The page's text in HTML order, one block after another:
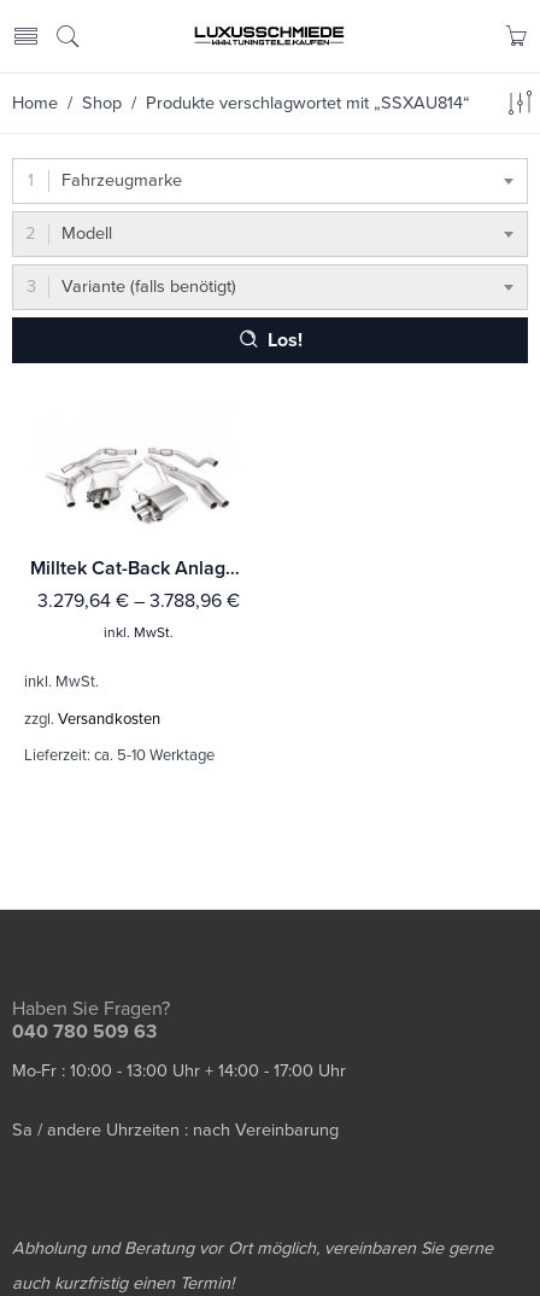
Home / Shop / Produkte verschlagwortet mit „SSXAU814“
Fahrzeugmarke
Modell
Variante (falls benötigt)
Los!
Milltek Cat-Back Anlage Audi RS5 B9 2.9 V6 Turbo Coupe (Modelle ohne OPF/GPF)
3.279,64 €– 3.788,96 €
inkl. MwSt.
inkl. MwSt.
zzgl. Versandkosten
Lieferzeit: ca. 5-10 Werktage
Haben Sie Fragen?
040 780 509 63
Mo-Fr : 10:00 - 13:00 Uhr + 14:00 - 17:00 Uhr
Sa / andere Uhrzeiten : nach Vereinbarung
Abholung und Beratung vor Ort möglich, vereinbaren Sie gerne
auch kurzfristig einen Termin!